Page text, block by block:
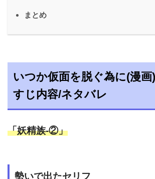
まとめ
いつか仮面を脱ぐ為に(漫画
すじ内容/ネタバレ
「妖精族-②」
勢いで出たセリフ